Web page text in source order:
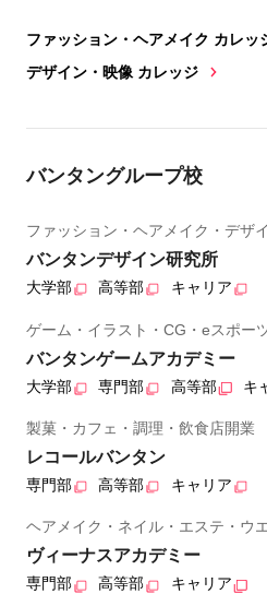
ファッション・ヘアメイク カレッ
デザイン・映像 カレッジ
バンタングループ校
ファッション・ヘアメイク・デザ
バンタンデザイン研究所
大学部 高等部 キャリア
ゲーム・イラスト・CG・eスポー
バンタンゲームアカデミー
大学部 専門部 高等部 キ
製菓・カフェ・調理・飲食店開業
レコールバンタン
専門部 高等部 キャリア
ヘアメイク・ネイル・エステ・ウ
ヴィーナスアカデミー
専門部 高等部 キャリア